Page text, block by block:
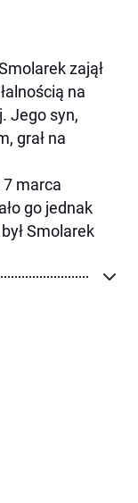
zajął
na
Jego syn,
grał na
7 marca
go jednak
Smolarek